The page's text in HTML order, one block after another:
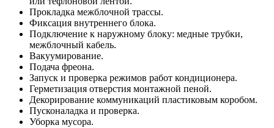
Прокладка межблочной трассы.
Фиксация внутреннего блока.
Подключение к наружному блоку: медные трубки,
межблочный кабель.
Вакуумирование.
Подача фреона.
Запуск и проверка режимов работ кондиционера.
Герметизация отверстия монтажной пеной.
Декорирование коммуникаций пластиковым коробом.
Пусконаладка и проверка.
Уборка мусора.